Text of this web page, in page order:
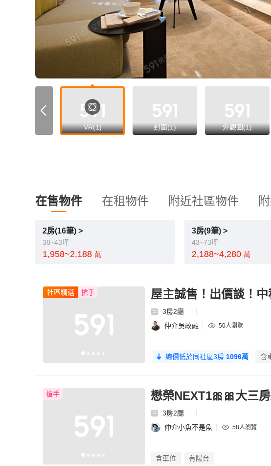
VR(1) 封面(1) 外觀圖(1)
在售物件 在租物件 附近社區物件
2房(16筆) >
38~43坪
1,958~2,188 萬
3房(9筆) >
43~73坪
2,188~4,280 萬
社區精選 搶手 屋主誠售！出價談！
3房2廳
仲介吳政融
50人瀏覽
總價低於同社區3房 1096萬 含
搶手 懋榮NEXT1🎀🎀大三
3房2廳
仲介小魚不是魚
58人瀏覽
含車位 有陽台